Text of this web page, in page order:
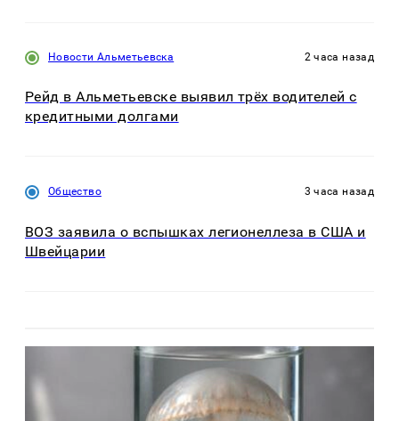
Новости Альметьевска 2 часа назад
Рейд в Альметьевске выявил трёх водителей с
кредитными долгами
Общество 3 часа назад
ВОЗ заявила о вспышках легионеллеза в США и
Швейцарии